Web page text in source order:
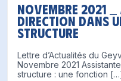
Novembre 2021
direction dans
structure
Lettre d’Actualités du
Novembre 2021
structure : une fonction